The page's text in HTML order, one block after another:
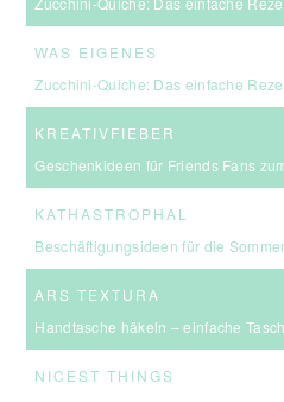
WAS EIGENES
Zucchini-Quiche: Das einfache
KREATIVFIEBER
Geschenkideen für Friends Fans
KATHASTROPHAL
Beschäftigungsideen für die Sommerferien 2026
ARS TEXTURA
Handtasche häkeln – einfache
NICEST THINGS